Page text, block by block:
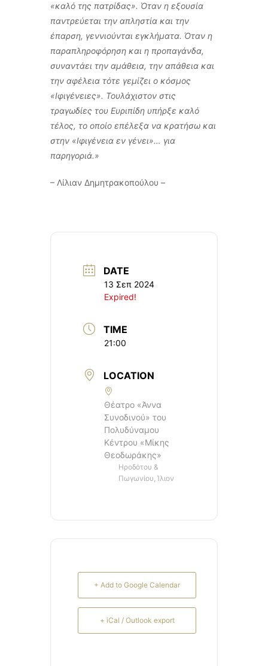
«καλό της πατρίδας». Όταν η εξουσία
παντρεύεται την απληστία και την
έπαρση, γεννιούνται εγκλήματα. Όταν η
παραπληροφόρηση και η προπαγάνδα,
συναντάει την αμάθεια, την απάθεια και
την αφέλεια τότε γεμίζει ο κόσμος
«Ιφιγένειες». Τουλάχιστον στις
τραγωδίες του Ευριπίδη υπήρξε καλό
τέλος, το οποίο επέλεξα να κρατήσω και
στην «Ιφιγένεια εν γένει»… για
παρηγοριά.»
– Λίλιαν Δημητρακοπούλου –
DATE
13 Σεπ 2024
Expired!
TIME
21:00
LOCATION
Θέατρο «Άννα
Συνοδινού» του
Πολυδύναμου
Κέντρου «Μίκης
Θεοδωράκης»
Ηροδότου &
Πωγωνίου, Ίλιον
+ Add to Google Calendar
+ iCal / Outlook export